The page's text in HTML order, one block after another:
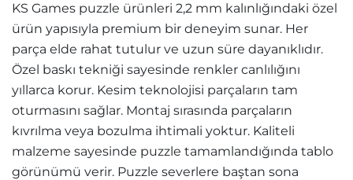
KS Games puzzle ürünleri 2,2 mm kalınlığındaki özel
ürün yapısıyla premium bir deneyim sunar. Her
parça elde rahat tutulur ve uzun süre dayanıklıdır.
Özel baskı tekniği sayesinde renkler canlılığını
yıllarca korur. Kesim teknolojisi parçaların tam
oturmasını sağlar. Montaj sırasında parçaların
kıvrılma veya bozulma ihtimali yoktur. Kaliteli
malzeme sayesinde puzzle tamamlandığında tablo
görünümü verir. Puzzle severlere baştan sona